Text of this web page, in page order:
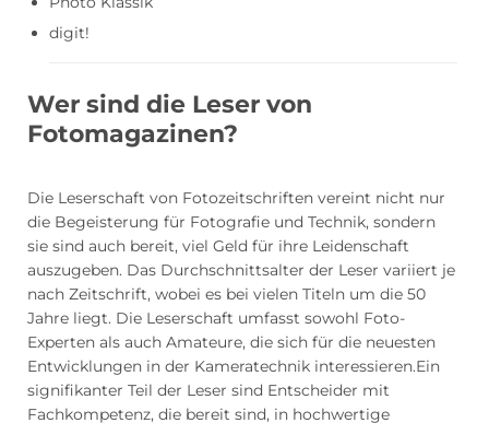
digit!
Wer sind die Leser von
Fotomagazinen?
Die Leserschaft von Fotozeitschriften vereint nicht nur
die Begeisterung für Fotografie und Technik, sondern
sie sind auch bereit, viel Geld für ihre Leidenschaft
auszugeben. Das Durchschnittsalter der Leser variiert je
nach Zeitschrift, wobei es bei vielen Titeln um die 50
Jahre liegt. Die Leserschaft umfasst sowohl Foto-
Experten als auch Amateure, die sich für die neuesten
Entwicklungen in der Kameratechnik interessieren.Ein
signifikanter Teil der Leser sind Entscheider mit
Fachkompetenz, die bereit sind, in hochwertige